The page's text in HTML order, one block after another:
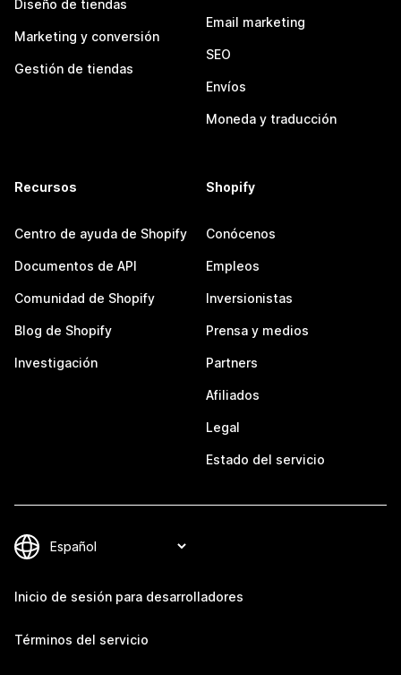
Diseño de tiendas
Marketing y conversión
Gestión de tiendas
Email marketing
SEO
Envíos
Moneda y traducción
Recursos
Centro de ayuda de Shopify
Documentos de API
Comunidad de Shopify
Blog de Shopify
Investigación
Shopify
Conócenos
Empleos
Inversionistas
Prensa y medios
Partners
Afiliados
Legal
Estado del servicio
Inicio de sesión para desarrolladores
Términos del servicio